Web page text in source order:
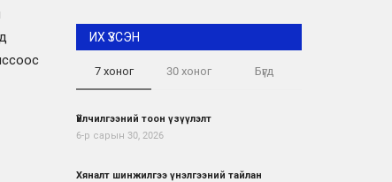
ИХ ҮЗСЭН
7 хоног 30 хоног Бүгд
Үйлчилгээний тоон үзүүлэлт
6-р сарын 30, 2026
Хяналт шинжилгээ үнэлгээний тайлан